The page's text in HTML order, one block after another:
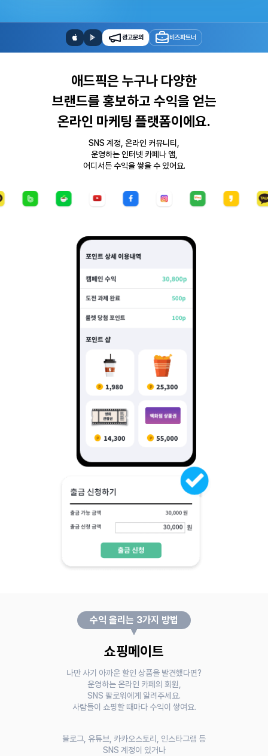
광고문의 비즈파트너
애드픽은 누구나 다양한
브랜드를 홍보하고 수익을 얻는
온라인 마케팅 플랫폼이에요.
SNS 계정, 온라인 커뮤니티,
운영하는 인터넷 카페나 앱,
어디서든 수익을 쌓을 수 있어요.
수익 올리는 3가지 방법
쇼핑메이트
나만 사기 아까운 할인 상품을 발견했다면?
운영하는 온라인 카페의 회원,
SNS 팔로워에게 알려주세요.
사람들이 쇼핑할 때마다 수익이 쌓여요.
블로그, 유튜브, 카카오스토리, 인스타그램 등
SNS 계정이 있거나